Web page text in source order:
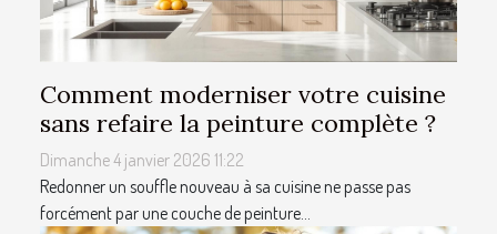
Comment moderniser votre cuisine
sans refaire la peinture complète ?
Dimanche 4 janvier 2026 11:22
Redonner un souffle nouveau à sa cuisine ne passe pas
forcément par une couche de peinture...